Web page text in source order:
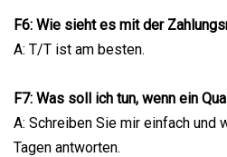
F6: Wie sieht es mit der
A: T/T ist am besten.
F7: Was soll ich tun, wenn ein
A: Schreiben Sie mir einfach und
Tagen antworten.